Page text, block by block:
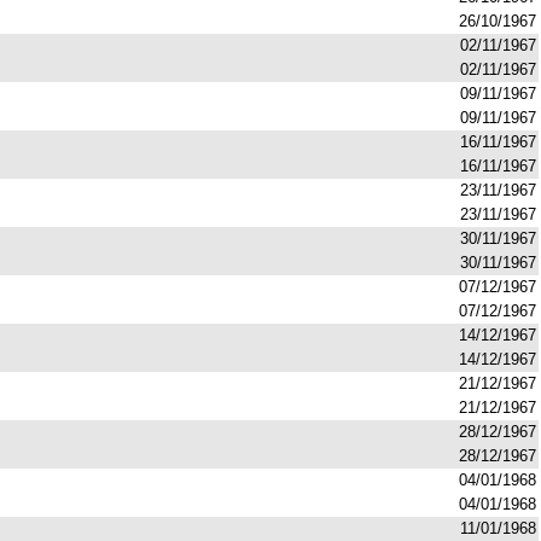
26/10/1967
02/11/1967
02/11/1967
09/11/1967
09/11/1967
16/11/1967
16/11/1967
23/11/1967
23/11/1967
30/11/1967
30/11/1967
07/12/1967
07/12/1967
14/12/1967
14/12/1967
21/12/1967
21/12/1967
28/12/1967
28/12/1967
04/01/1968
04/01/1968
11/01/1968